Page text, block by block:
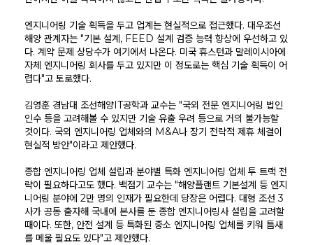
목적 및 비전
연혁
구성원
CI
보도자료
채용공고
화재폭발연구센터
심해저연구센터
수소혁신허브&센터
구조안전설계연구실
인증시험장비
보유시험설비
연구논문
학술대회발표
엔지니어링 기술 획득을 두고 업계는 현실적으로 접근했다. 대우조선
해양 관계자는 "기본 설계, FEED 설계 검증 능력 향상에 우선하고 있
다. 계약 문제 상당수가 여기에서 나온다. 미국 휴스턴과 말레이시아에
자체 엔지니어링 회사를 두고 있지만 이 정도로는 핵심 기술 획득이 어
렵다"고 토로했다.
김영훈 경남대 조선해양IT공학과 교수는 "국외 전문 엔지니어링 법인
인수 등을 고려해볼 수 있지만 기술 유출 우려 등으로 거의 불가능할
것이다. 국외 엔지니어링 업체와의 M&A나 장기 전략적 제휴 체결이
현실적 방안"이라고 제안했다.
종합 엔지니어링 업체 설립과 분야별 특화 엔지니어링 업체 투 트랙 전
략이 필요하다고도 했다. 백점기 교수는 "해양플랜트 기본설계 등 엔지
니어링 분야에 2만 명의 인재가 필요한데 당장은 어렵다. 대형 조선 3
사가 공동 출자해 국내에 본사를 둔 종합 엔지니어링사 설립을 고려할
때이다. 또한, 안전 설계 등 특화된 중소 엔지니어링 업체를 키워 틈새
를 메울 필요도 있다"고 제안했다.